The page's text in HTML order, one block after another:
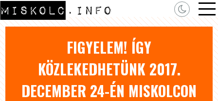
FIGYELEM! ÍGY
KÖZLEKEDHETÜNK 2017.
DECEMBER 24-ÉN MISKOLCON